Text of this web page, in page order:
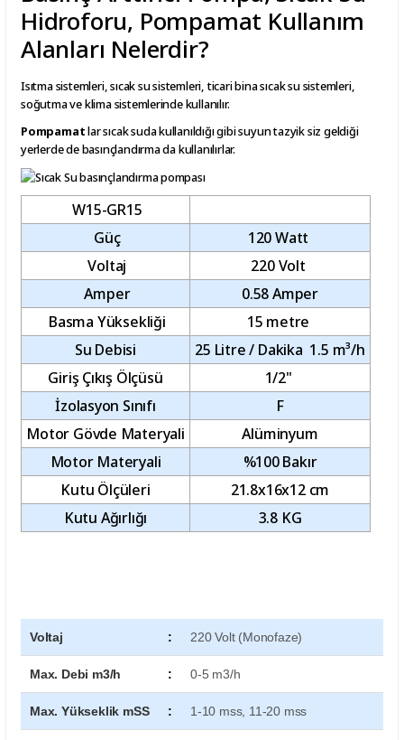
Hidroforu, Pompamat Kullanım
Alanları Nelerdir?
Isıtma sistemleri, sıcak su sistemleri, ticari bina sıcak su sistemleri,
soğutma ve klima sistemlerinde kullanılır.
Pompamatlar sıcak suda kullanıldığı gibi suyun tazyik siz geldiği
yerlerde de basınçlandırma da kullanılırlar.
W15-GR15
Güç
120 Watt
Voltaj
220 Volt
Amper
0.58 Amper
Basma Yüksekliği
15 metre
Su Debisi
25 Litre / Dakika 1.5 m³/h
Giriş Çıkış Ölçüsü
1/2"
İzolasyon Sınıfı
F
Motor Gövde Materyali
Alüminyum
Motor Materyali
%100 Bakır
Kutu Ölçüleri
21.8x16x12 cm
Kutu Ağırlığı
3.8 KG
Voltaj : 220 Volt (Monofaze)
Max. Debi m3/h : 0-5 m3/h
Max. Yükseklik mSS : 1-10 mss, 11-20 mss